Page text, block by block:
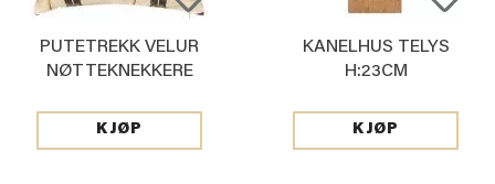
PUTETREKK VELUR
NØTTEKNEKKERE
KJØP
KANELHUS TELYS
H:23CM
KJØP